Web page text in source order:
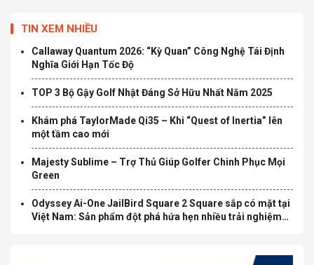
TIN XEM NHIỀU
Callaway Quantum 2026: “Kỳ Quan” Công Nghệ Tái Định
Nghĩa Giới Hạn Tốc Độ
TOP 3 Bộ Gậy Golf Nhật Đáng Sở Hữu Nhất Năm 2025
Khám phá TaylorMade Qi35 – Khi “Quest of Inertia” lên
một tầm cao mới
Majesty Sublime – Trợ Thủ Giúp Golfer Chinh Phục Mọi
Green
Odyssey Ai-One JailBird Square 2 Square sắp có mặt tại
Việt Nam: Sản phẩm đột phá hứa hẹn nhiều trải nghiệm